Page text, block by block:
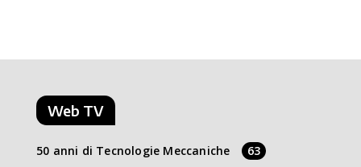
Web TV
50 anni di Tecnologie Meccaniche 63